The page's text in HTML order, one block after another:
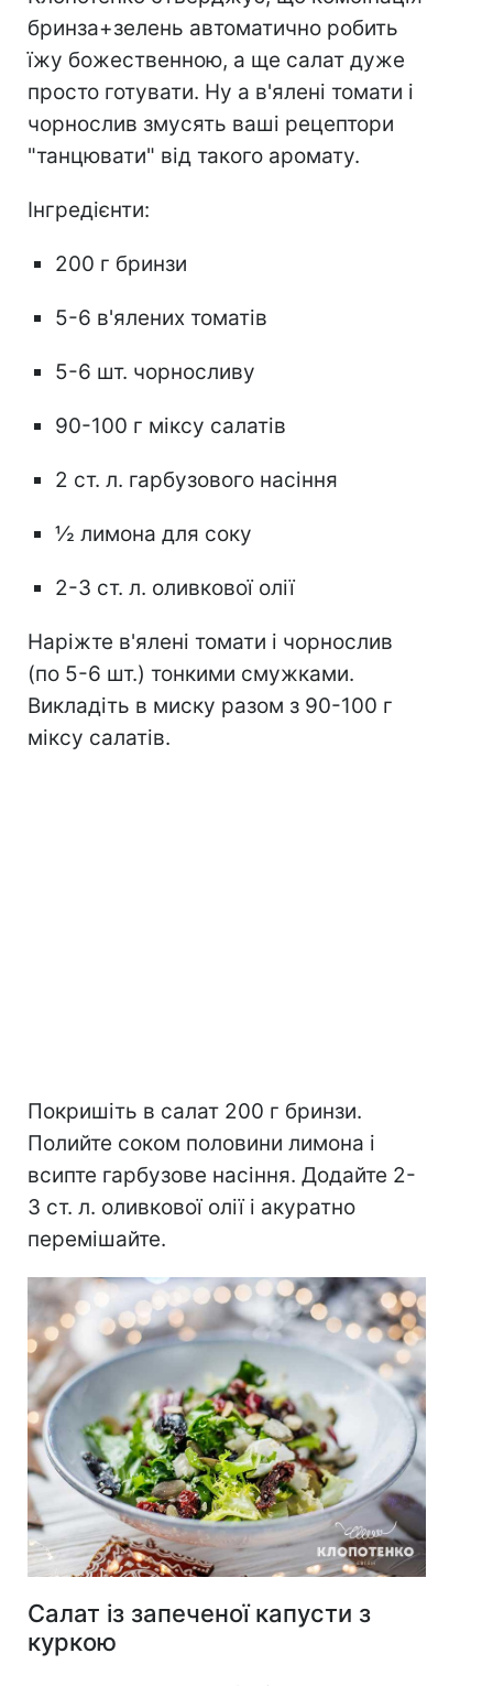
бринза+зелень автоматично робить
їжу божественною, а ще салат дуже
просто готувати. Ну а в'ялені томати і
чорнослив змусять ваші рецептори
"танцювати" від такого аромату.
Інгредієнти:
200 г бринзи
5-6 в'ялених томатів
5-6 шт. чорносливу
90-100 г міксу салатів
2 ст. л. гарбузового насіння
½ лимона для соку
2-3 ст. л. оливкової олії
Наріжте в'ялені томати і чорнослив
(по 5-6 шт.) тонкими смужками.
Викладіть в миску разом з 90-100 г
міксу салатів.
Покришіть в салат 200 г бринзи.
Полийте соком половини лимона і
всипте гарбузове насіння. Додайте 2-
3 ст. л. оливкової олії і акуратно
перемішайте.
Салат із запеченої капусти з
куркою